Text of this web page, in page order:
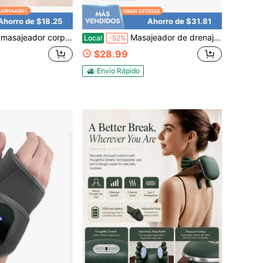
de $18.25
Es recargable por USB y portátil, perfecto para relajarse en casa, en la oficina o mientras se viaja. Viene en una elegante caja de regalo. ¡Ideal para regalar a una persona mayor o a un amigo cercano, expresando cuidado y manteniéndolos saludables y cálidos!
Ahorro de $31.81
Local -52% Masajeador de drenaje linfático y máquina de esculpido corporal manual para piernas, brazos, abdomen y masaje corporal, herramienta de masaje anticelulítico con luz roja, 9 niveles de calor y vibración para relajación
$28.99
Envío Rápido